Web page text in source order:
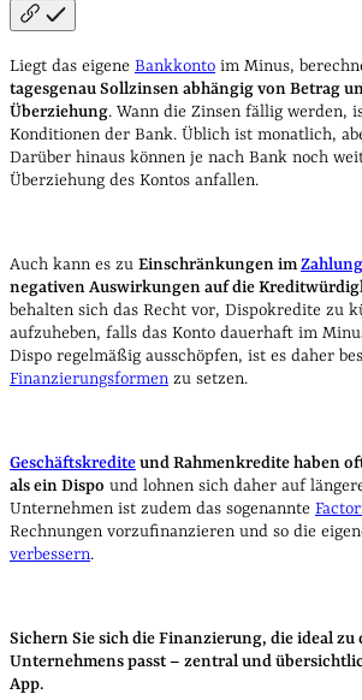
Liegt das eigene Bankkonto im Minus,
tagesgenau Sollzinsen abhängig von Betrag
Überziehung. Wann die Zinsen fällig werden,
Konditionen der Bank. Üblich ist monatlich,
Darüber hinaus können je nach Bank noch
Überziehung des Kontos anfallen.
Auch kann es zu Einschränkungen im
negativen Auswirkungen auf die
behalten sich das Recht vor, Dispokredite zu
aufzuheben, falls das Konto dauerhaft im
Dispo regelmäßig ausschöpfen, ist es daher
Finanzierungsformen zu setzen.
Geschäftskrediteund Rahmenkredite haben
als ein Dispo und lohnen sich daher auf
Unternehmen ist zudem das sogenannte
Rechnungen vorzufinanzieren und so die
verbessern.
Sichern Sie sich die Finanzierung, die ideal
Unternehmens passt – zentral und
App.